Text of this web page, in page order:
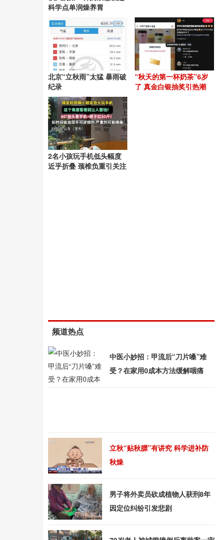
科学点单润燥养胃
北京“立秋雨”太猛 暴雨破
纪录
“秋天的第一杯奶茶”6岁
了 真金白银抽奖引热潮
2名小孩玩手机低头幅度
近乎折叠 颈椎负重引关注
频道热点
中医小妙招：甲流后“刀片嗓”难
受？在家用0成本方法缓解咽痛
立秋“贴秋膘”有讲究 科学进补防
秋燥
男子将外卖员砍成植物人获刑8年
因定位纠纷引发悲剧